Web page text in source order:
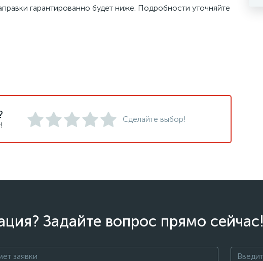
гарантированно будет ниже. Подробности уточняйте
Сделайте выбор!
Задайте вопрос прямо сейчас!